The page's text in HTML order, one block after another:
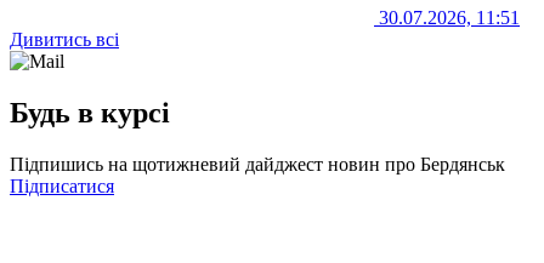
30.07.2026, 11:51
Дивитись всі
Будь в курсі
Підпишись на щотижневий дайджест новин про Бердянськ
Підписатися